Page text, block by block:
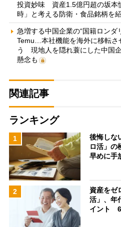
投資妙味 資産1.5億円超の坂本
時」と考える防衛・食品銘柄を
急増する中国企業の“国籍ロンダ
Temu…本社機能を海外に移転さ
う 現地人を隠れ蓑にした中国
懸念も
関連記事
ランキング
1
後悔しな
ロ活」
早めに手
2
資産をゼ
活」、年
イント